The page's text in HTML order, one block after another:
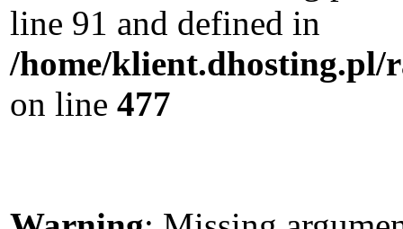
line 91 and defined in
/home/klient.dhosting.pl/
on line 477